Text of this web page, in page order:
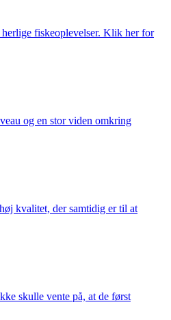
fiskeoplevelser. Klik her for
og en stor viden omkring
kvalitet, der samtidig er til at
skulle vente på, at de først